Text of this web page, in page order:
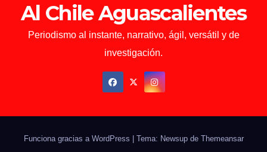
Al Chile Aguascalientes
Periodismo al instante, narrativo, ágil, versátil y de
investigación.
Funciona gracias a WordPress Tema: Newsup de Themeansar